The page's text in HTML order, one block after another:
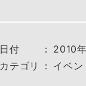
日付 ： 2010
カテゴリ
： イベン